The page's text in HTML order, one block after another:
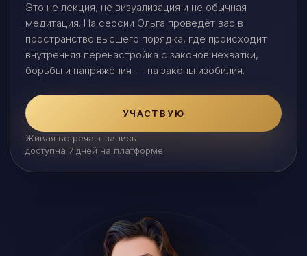
Это не лекция, не визуализация и не обычная
медитация. На сессии Ольга проведёт вас в
пространство высшего порядка, где происходит
внутренняя перенастройка с законов нехватки,
борьбы и напряжения — на законы изобилия.
УЧАСТВУЮ
Живая встреча + запись
доступна 7 дней на платформе